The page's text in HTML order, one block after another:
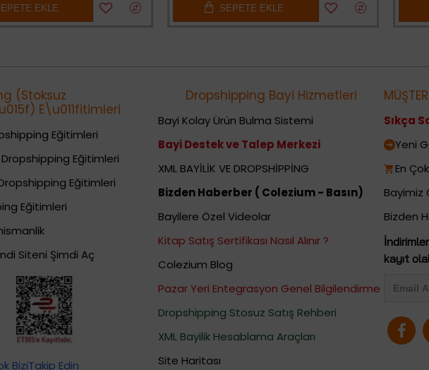
EKLE SEPETE EKLE
(Stoksuz
E\u011fitimleri
Eğitimleri
Eğitimleri
Eğitimleri
Eğitimleri
Siteni Şimdi Aç
BiziTakip Edin
Dropshipping Bayi Hizmetleri
Bayi Kolay Ürün Bulma Sistemi
Bayi Destek ve Talep Merkezi
XML BAYİLİK VE DROPSHİPPİNG
Bizden Haberber ( Colezium - Basın)
Bayilere Özel Videolar
Kitap Satış Sertifikası Nasıl Alınır ?
Colezium Blog
Pazar Yeri Entegrasyon Genel Bilgilendirme
Dropshipping Stosuz Satış Rehberi
XML Bayilik Hesablama Araçları
Site Haritası
Sıkça
Yeni
En
Bayimiz
Bizden
kayıt